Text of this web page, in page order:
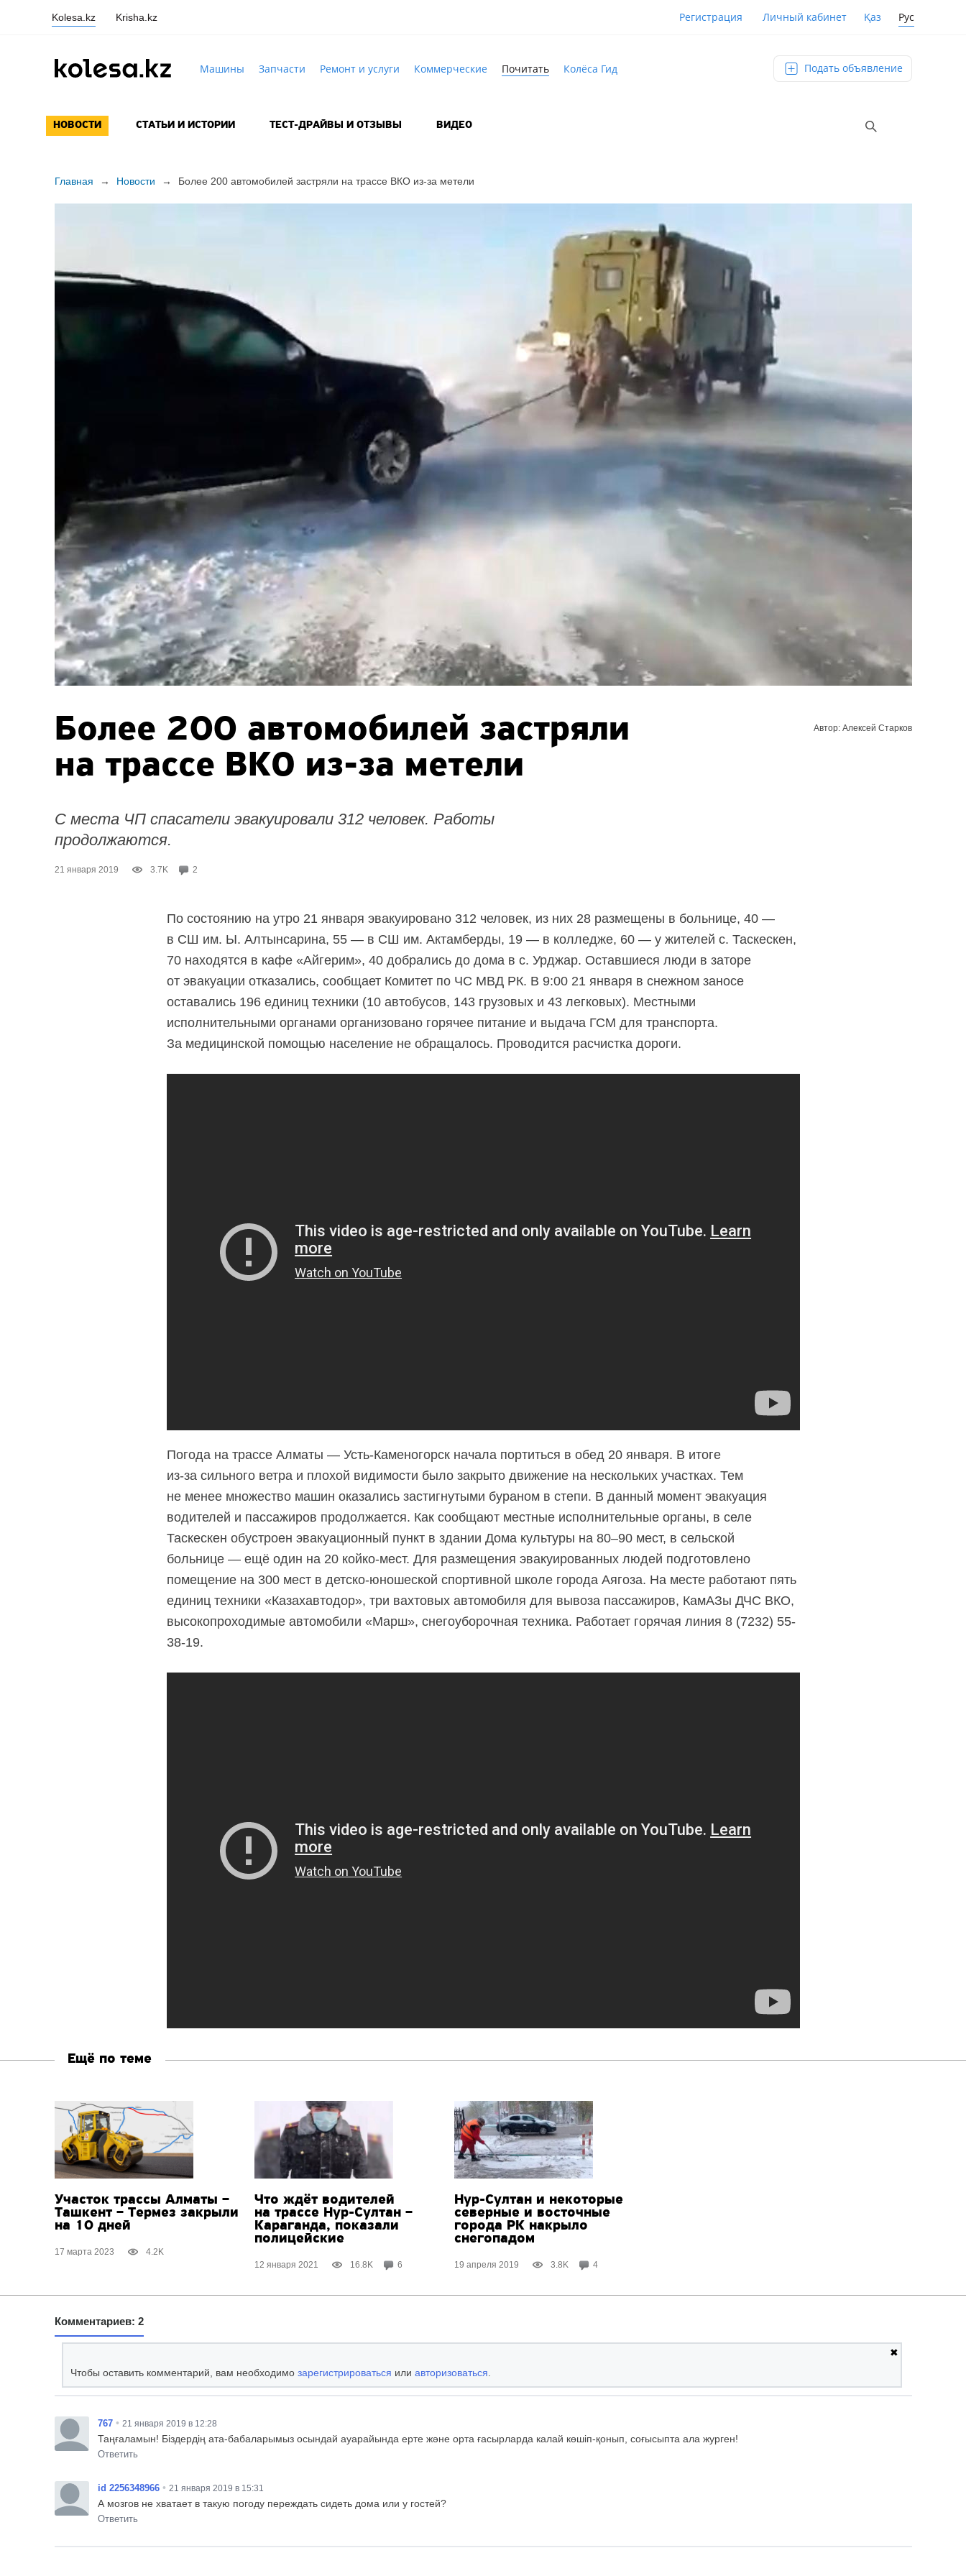
Kolesa.kz Krisha.kz Регистрация Личный кабинет Қаз Рус
Машины Запчасти Ремонт и услуги Коммерческие Почитать Колёса Гид Подать объявление
НОВОСТИ СТАТЬИ И ИСТОРИИ ТЕСТ-ДРАЙВЫ И ОТЗЫВЫ ВИДЕО
Главная → Новости → Более 200 автомобилей застряли на трассе ВКО из-за метели
Более 200 автомобилей застряли
на трассе ВКО из-за метели
С места ЧП спасатели эвакуировали 312 человек. Работы
продолжаются.
21 января 2019 3.7K 2
Автор: Алексей Старков
По состоянию на утро 21 января эвакуировано 312 человек, из них 28 размещены в больнице, 40 —
в СШ им. Ы. Алтынсарина, 55 — в СШ им. Актамберды, 19 — в колледже, 60 — у жителей с. Таскескен,
70 находятся в кафе «Айгерим», 40 добрались до дома в с. Урджар. Оставшиеся люди в заторе
от эвакуации отказались, сообщает Комитет по ЧС МВД РК. В 9:00 21 января в снежном заносе
оставались 196 единиц техники (10 автобусов, 143 грузовых и 43 легковых). Местными
исполнительными органами организовано горячее питание и выдача ГСМ для транспорта.
За медицинской помощью население не обращалось. Проводится расчистка дороги.
Погода на трассе Алматы — Усть-Каменогорск начала портиться в обед 20 января. В итоге
из-за сильноговетра и плохой видимости было закрыто движение на нескольких участках. Тем
не менее множество машин оказались застигнутыми бураном в степи. В данный момент эвакуация
водителей и пассажиров продолжается. Как сообщают местные исполнительные органы, в селе
Таскескен обустроен эвакуационный пункт в здании Дома культуры на 80–90 мест, в сельской
больнице — ещё один на 20 койко-мест. Для размещения эвакуированных людей подготовлено
помещение на 300 мест в детско-юношеской спортивной школе города Аягоза. На месте работают пять
единиц техники «Казахавтодор», три вахтовых автомобиля для вывоза пассажиров, КамАЗы ДЧС ВКО,
высокопроходимые автомобили «Марш», снегоуборочная техника. Работает горячая линия 8 (7232) 55-
38-19.
Ещё по теме
Участок трассы Алматы –
Ташкент – Термез закрыли
на 10 дней
17 марта 2023 4.2K
Что ждёт водителей
на трассе Нур-Султан –
Караганда, показали
полицейские
12 января 2021 16.8K 6
Нур-Султан и некоторые
северные и восточные
города РК накрыло
снегопадом
19 апреля 2019 3.8K 4
Комментариев: 2
✖
Чтобы оставить комментарий, вам необходимо зарегистрироваться или авторизоваться.
767 • 21 января 2019 в 12:28
Таңғаламын! Біздердің ата-бабаларымыз осындай ауарайында ерте және орта ғасырларда калай көшіп-қонып, соғысыпта ала журген!
Ответить
id 2256348966 • 21 января 2019 в 15:31
А мозгов не хватает в такую погоду переждать сидеть дома или у гостей?
Ответить